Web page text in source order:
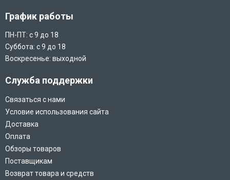
График работы
ПН-ПТ: с 9 до 18
Суббота: с 9 до 18
Воскресенье: выходной
Служба поддержки
Связаться с нами
Условие использования сайта
Доставка
Оплата
Обзоры товаров
Поставщикам
Возврат товара и средств